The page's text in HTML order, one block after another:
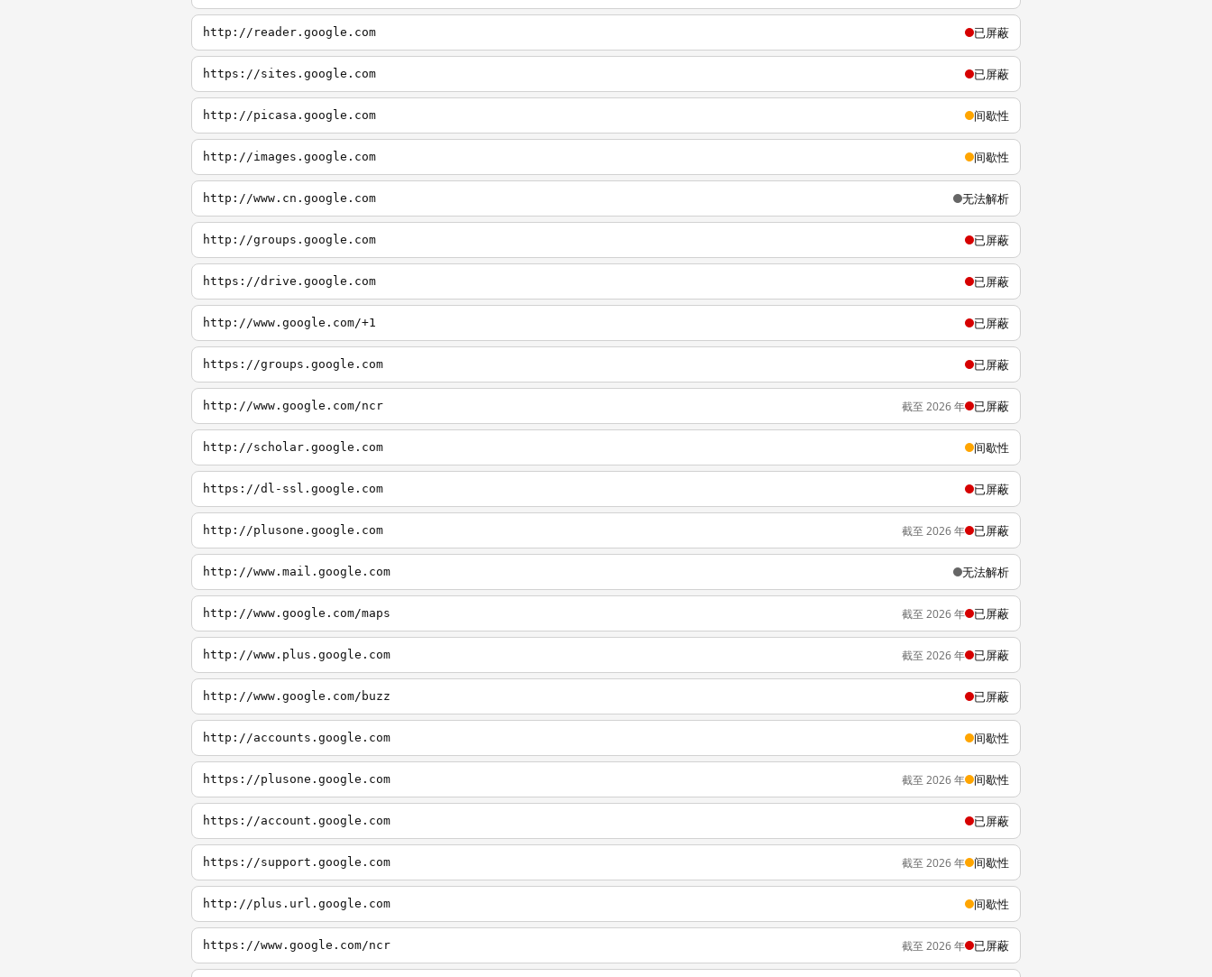
http://reader.google.com 已屏蔽
https://sites.google.com 已屏蔽
http://picasa.google.com 间歇性
http://images.google.com 间歇性
http://www.cn.google.com 无法解析
http://groups.google.com 已屏蔽
https://drive.google.com 已屏蔽
http://www.google.com/+1 已屏蔽
https://groups.google.com 已屏蔽
http://www.google.com/ncr 截至 2026 年 已屏蔽
http://scholar.google.com 间歇性
https://dl-ssl.google.com 已屏蔽
http://plusone.google.com 截至 2026 年 已屏蔽
http://www.mail.google.com 无法解析
http://www.google.com/maps 截至 2026 年 已屏蔽
http://www.plus.google.com 截至 2026 年 已屏蔽
http://www.google.com/buzz 已屏蔽
http://accounts.google.com 间歇性
https://plusone.google.com 截至 2026 年 间歇性
https://account.google.com 已屏蔽
https://support.google.com 截至 2026 年 间歇性
http://plus.url.google.com 间歇性
https://www.google.com/ncr 截至 2026 年 已屏蔽